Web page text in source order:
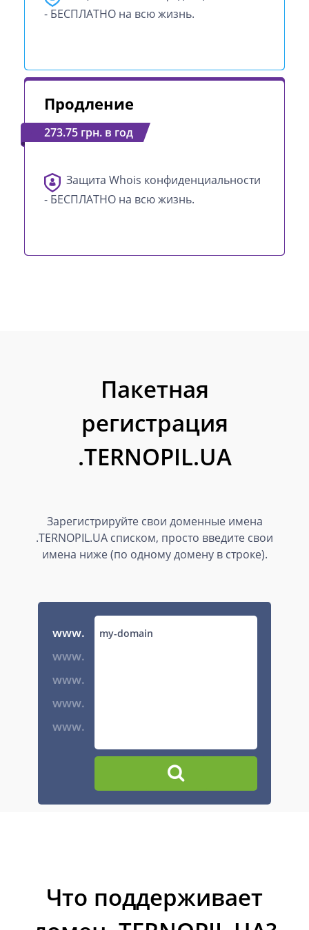
- БЕСПЛАТНО на всю жизнь.
Продление
273.75 грн. в год
Защита Whois конфиденциальности
- БЕСПЛАТНО на всю жизнь.
Пакетная
регистрация
.TERNOPIL.UA
Зарегистрируйте свои доменные имена
.TERNOPIL.UA списком, просто введите свои
имена ниже (по одному домену в строке).
www.
www.
www.
www.
www.
Что поддерживает